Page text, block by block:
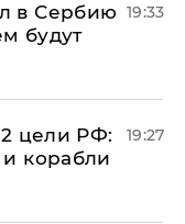
в Сербию
будут
19:33
цели РФ:
корабли
19:27